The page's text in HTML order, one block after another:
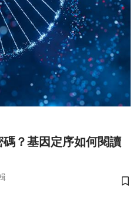
？基因定序如何閱讀
儲